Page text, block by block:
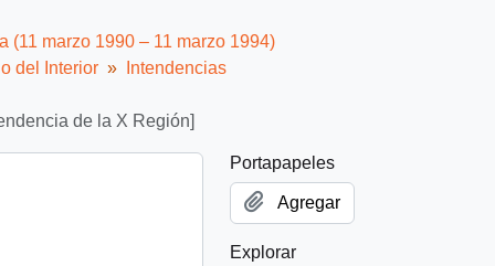
(11 marzo 1990 – 11 marzo 1994)
del Interior
Intendencias
de la X Región]
Portapapeles
Agregar
Explorar